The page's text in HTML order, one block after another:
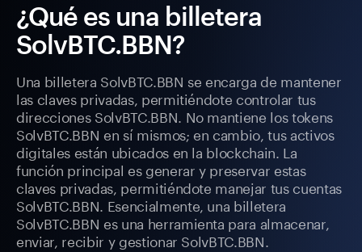
¿Qué es una billetera
SolvBTC.BBN?
Una billetera SolvBTC.BBN se encarga de mantener
las claves privadas, permitiéndote controlar tus
direcciones SolvBTC.BBN. No mantiene los tokens
SolvBTC.BBN en sí mismos; en cambio, tus activos
digitales están ubicados en la blockchain. La
función principal es generar y preservar estas
claves privadas, permitiéndote manejar tus cuentas
SolvBTC.BBN. Esencialmente, una billetera
SolvBTC.BBN es una herramienta para almacenar,
enviar, recibir y gestionar SolvBTC.BBN.